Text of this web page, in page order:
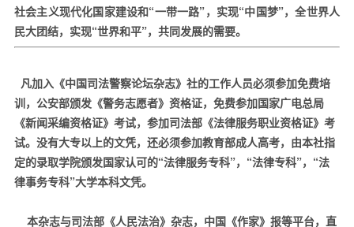
社会主义现代化国家建设和“一带一路”，实现“中国梦”，全世界人
民大团结，实现“世界和平”，共同发展的需要。
凡加入《中国司法警察论坛杂志》社的工作人员必须参加免费培
训，公安部颁发《警务志愿者》资格证，免费参加国家广电总局
《新闻采编资格证》考试，参加司法部《法律服务职业资格证》考
试。没有大专以上的文凭，还必须参加教育部成人高考，由本社指
定的录取学院颁发国家认可的“法律服务专科”， “法律专科”， “法
律事务专科”大学本科文凭。
本杂志与司法部《人民法治》杂志，中国《作家》报等平台，直